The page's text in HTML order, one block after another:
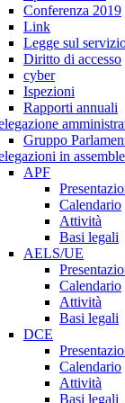
Conferenza 2019
Link
Legge sul
Diritto di accesso
cyber
Ispezioni
Rapporti annuali
Gruppo
in
APF
Calendario
Attività
Basi legali
AELS/UE
Calendario
Attività
Basi legali
DCE
Calendario
Attività
Basi legali